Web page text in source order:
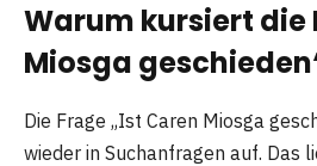
Warum kursiert die
Miosga
Die Frage „Ist Caren Miosga
wieder in Suchanfragen auf. Das